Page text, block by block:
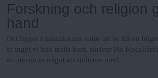
Forskning och religion
hand
Det ligger i människans natur att be till en
är inget vi kan trolla bort, skriver Pia
att ateism är något att stoltsera med.